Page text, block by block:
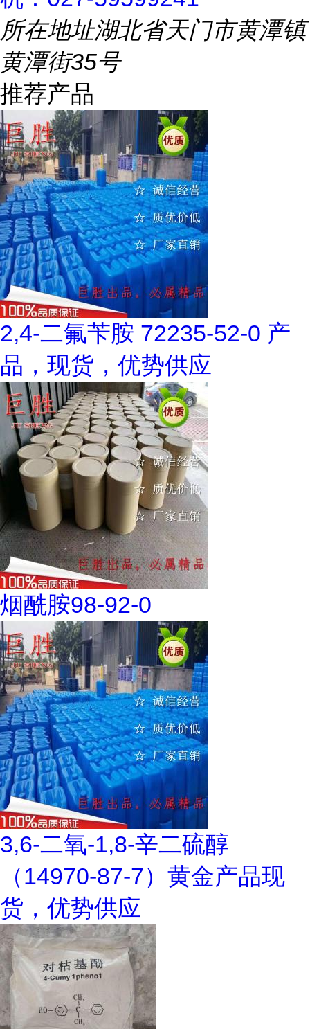
所在地址湖北省天门市黄潭镇
黄潭街35号
推荐产品
2,4-二氟苄胺 72235-52-0 产
品，现货，优势供应
烟酰胺98-92-0
3,6-二氧-1,8-辛二硫醇
（14970-87-7）黄金产品现
货，优势供应